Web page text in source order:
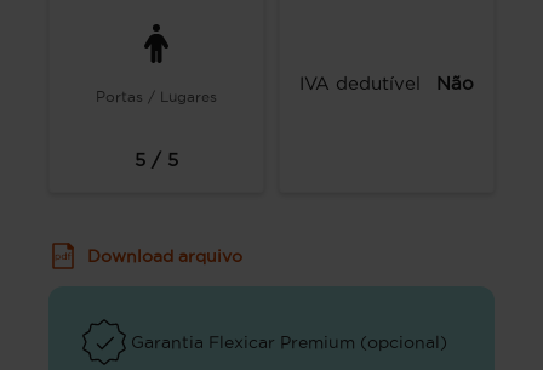
Portas / Lugares
5 / 5
IVA dedutível Não
Download arquivo
Garantia Flexicar Premium (opcional)